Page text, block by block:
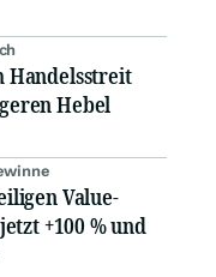
Handelsstreit
Hebel
Value-
+100 % und